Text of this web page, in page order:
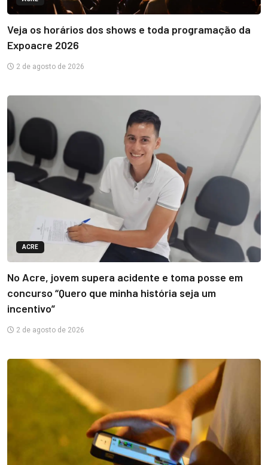
Veja os horários dos shows e toda programação da
Expoacre 2026
2 de agosto de 2026
ACRE
No Acre, jovem supera acidente e toma posse em
concurso “Quero que minha história seja um
incentivo”
2 de agosto de 2026